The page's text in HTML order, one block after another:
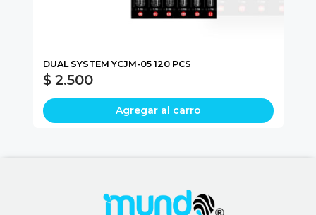
DUAL SYSTEM YCJM-05 120 PCS
$ 2.500
Agregar al carro